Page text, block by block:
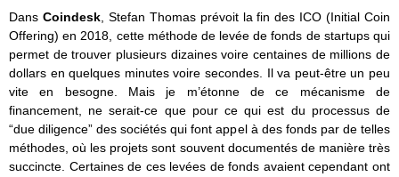
Dans Coindesk, Stefan Thomas prévoit la fin des ICO (Initial Coin
Offering) en 2018, cette méthode de levée de fonds de startups qui
permet de trouver plusieurs dizaines voire centaines de millions de
dollars en quelques minutes voire secondes. Il va peut-être un peu
vite en besogne. Mais je m’étonne de ce mécanisme de
financement, ne serait-ce que pour ce qui est du processus de
“due diligence” des sociétés qui font appel à des fonds par de telles
méthodes, où les projets sont souvent documentés de manière très
succincte. Certaines de ces levées de fonds avaient cependant ont